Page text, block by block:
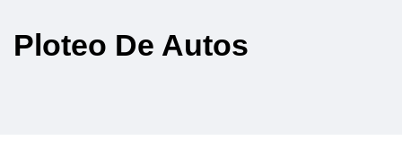
Ploteo De Autos